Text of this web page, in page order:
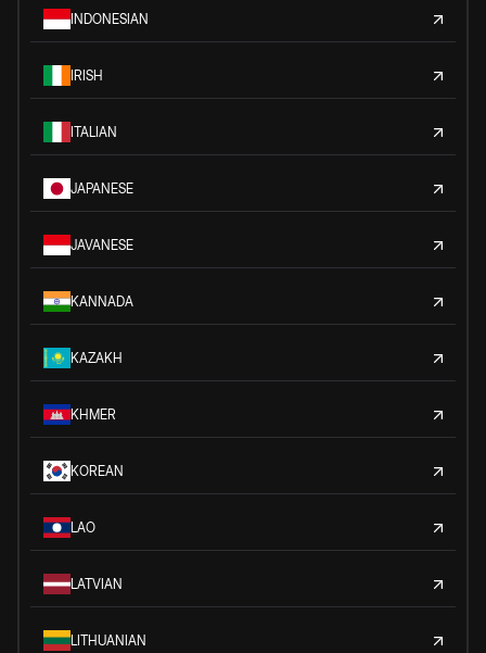
INDONESIAN
IRISH
ITALIAN
JAPANESE
JAVANESE
KANNADA
KAZAKH
KHMER
KOREAN
LAO
LATVIAN
LITHUANIAN